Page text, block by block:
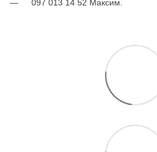
097 013 14 52 Максим.